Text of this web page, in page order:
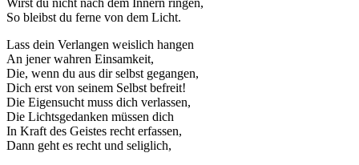
Wirst du nicht nach dem Innern ringen,
So bleibst du ferne von dem Licht.
Lass dein Verlangen weislich hangen
An jener wahren Einsamkeit,
Die, wenn du aus dir selbst gegangen,
Dich erst von seinem Selbst befreit!
Die Eigensucht muss dich verlassen,
Die Lichtsgedanken müssen dich
In Kraft des Geistes recht erfassen,
Dann geht es recht und seliglich,
so gut wie
möglich
funktioniert.
Wenn Sie
diese Cookies
ablehnen,
verschwinden
einige
Funktionen
von der
Website.